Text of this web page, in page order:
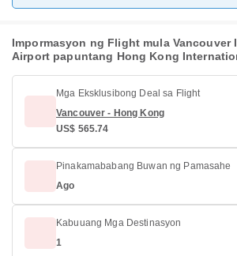
Impormasyon ng Flight mula Vancouver
Airport papuntang Hong Kong
Mga Eksklusibong Deal sa Flight
Vancouver - Hong Kong
US$ 565.74
Pinakamababang Buwan ng Pamasahe
Ago
Kabuuang Mga Destinasyon
1